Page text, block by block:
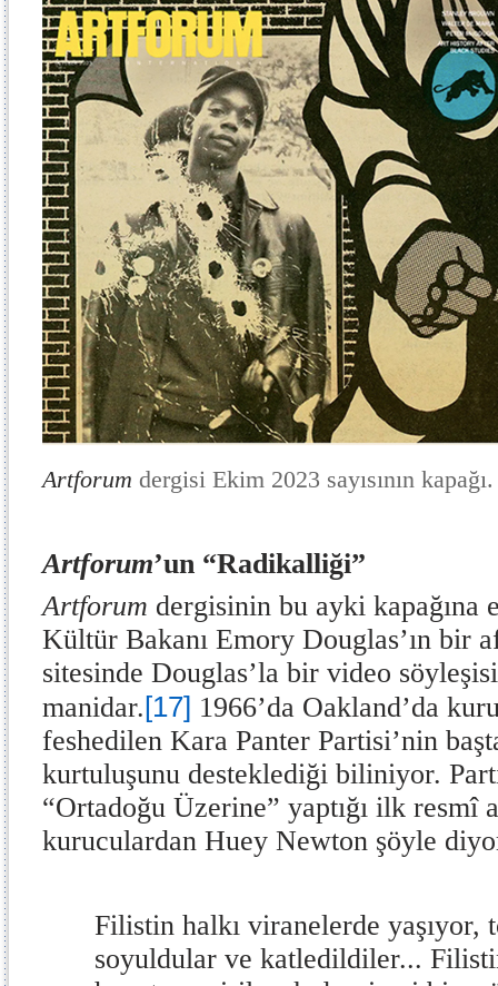
Artforum dergisi Ekim 2023 sayısının kapağı.
Artforum’un “Radikalliği”
Artforum dergisinin bu ayki kapağına
Kültür Bakanı Emory Douglas’ın bir
sitesinde Douglas’la bir video söyleşisi
manidar.[17] 1966’da Oakland’da
feshedilen Kara Panter Partisi’nin
kurtuluşunu desteklediği biliniyor.
“Ortadoğu Üzerine” yaptığı ilk resmî
kuruculardan Huey Newton şöyle
Filistin halkı viranelerde yaşıyor,
soyuldular ve katledildiler...